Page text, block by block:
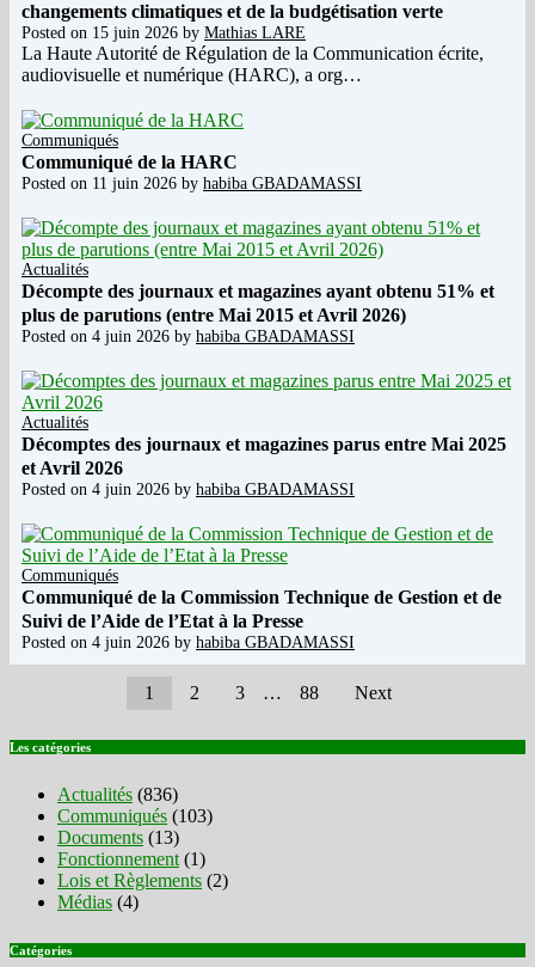
changements climatiques et de la budgétisation verte
Posted on 15 juin 2026 by Mathias LARE
La Haute Autorité de Régulation de la Communication écrite,
audiovisuelle et numérique (HARC), a org…
Communiqués
Communiqué de la HARC
Posted on 11 juin 2026 by habiba GBADAMASSI
Actualités
Décompte des journaux et magazines ayant obtenu 51% et
plus de parutions (entre Mai 2015 et Avril 2026)
Posted on 4 juin 2026 by habiba GBADAMASSI
Actualités
Décomptes des journaux et magazines parus entre Mai 2025
et Avril 2026
Posted on 4 juin 2026 by habiba GBADAMASSI
Communiqués
Communiqué de la Commission Technique de Gestion et de
Suivi de l’Aide de l’Etat à la Presse
Posted on 4 juin 2026 by habiba GBADAMASSI
1 2 3 … 88 Next
Les catégories
Actualités (836)
Communiqués (103)
Documents (13)
Fonctionnement (1)
Lois et Règlements (2)
Médias (4)
Catégories